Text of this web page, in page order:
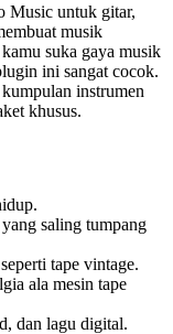
Music untuk gitar,
musik
suka gaya musik
ini sangat cocok.
instrumen
khusus.
saling tumpang
tape vintage.
ala mesin tape
dan lagu digital.